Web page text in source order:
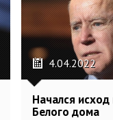
4.04.2022
Начался исход
Белого дома